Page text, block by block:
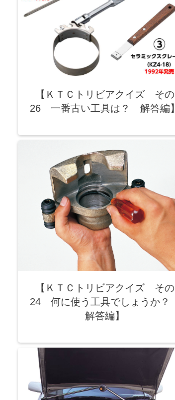
【ＫＴＣトリビアクイズ その
26 一番古い工具は？ 解答編】
【ＫＴＣトリビアクイズ その
24 何に使う工具でしょうか？
解答編】